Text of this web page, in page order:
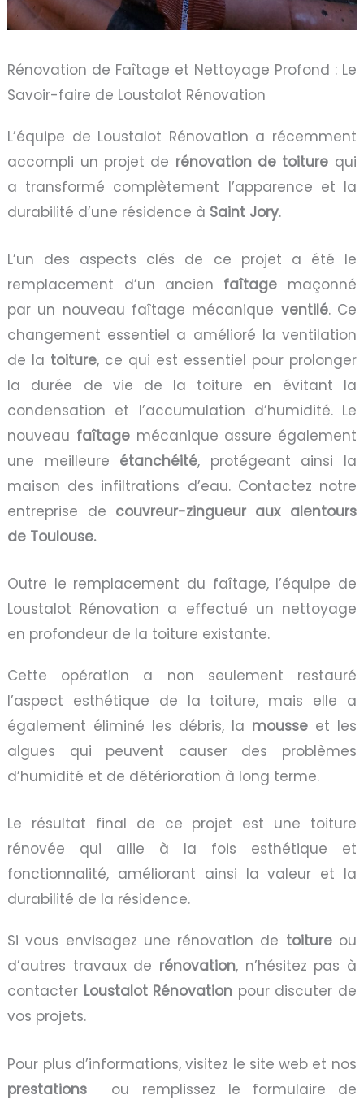
Rénovation de Faîtage et Nettoyage Profond : Le
Savoir-faire de Loustalot Rénovation
L’équipe de Loustalot Rénovation a récemment
accompli un projet de rénovation de toiture qui
a transformé complètement l’apparence et la
durabilité d’une résidence à Saint Jory.
L’un des aspects clés de ce projet a été le
remplacement d’un ancien faîtage maçonné
par un nouveau faîtage mécanique ventilé. Ce
changement essentiel a amélioré la ventilation
de la toiture, ce qui est essentiel pour prolonger
la durée de vie de la toiture en évitant la
condensation et l’accumulation d’humidité. Le
nouveau faîtagemécanique assure également
une meilleure étanchéité, protégeant ainsi la
maison des infiltrations d’eau. Contactez notre
entreprise de couvreur-zingueur aux alentours
de Toulouse.
Outre le remplacement du faîtage, l’équipe de
Loustalot Rénovation a effectué un nettoyage
en profondeur de la toiture existante.
Cette opération a non seulement restauré
l’aspect esthétique de la toiture, mais elle a
également éliminé les débris, la mousse et les
algues qui peuvent causer des problèmes
d’humidité et de détérioration à long terme.
Le résultat final de ce projet est une toiture
rénovée qui allie à la fois esthétique et
fonctionnalité, améliorant ainsi la valeur et la
durabilité de la résidence.
Si vous envisagez une rénovation de toitureou
d’autres travaux de rénovation, n’hésitez pas à
contacter Loustalot Rénovation pour discuter de
vos projets.
Pour plus d’informations, visitez le site web et nos
prestations ou remplissez le formulaire de